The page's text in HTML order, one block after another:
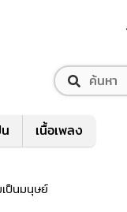
เนื้อเพลง
ป็นมนุษย์